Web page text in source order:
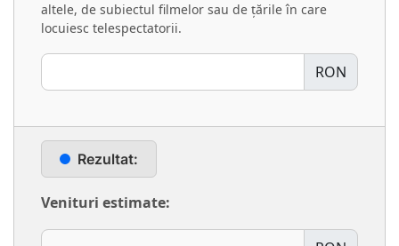
altele, de subiectul filmelor sau de țările în care
locuiesc telespectatorii.
RON
Rezultat:
Venituri estimate: